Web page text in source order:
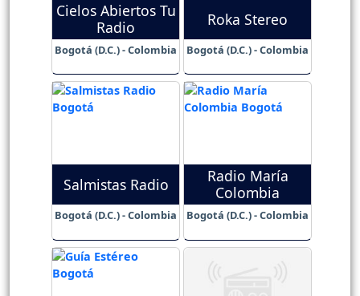
Cielos Abiertos Tu
Radio
Bogotá (D.C.) - Colombia
Roka Stereo
Bogotá (D.C.) - Colombia
Salmistas Radio
Bogotá (D.C.) - Colombia
Radio María
Colombia
Bogotá (D.C.) - Colombia